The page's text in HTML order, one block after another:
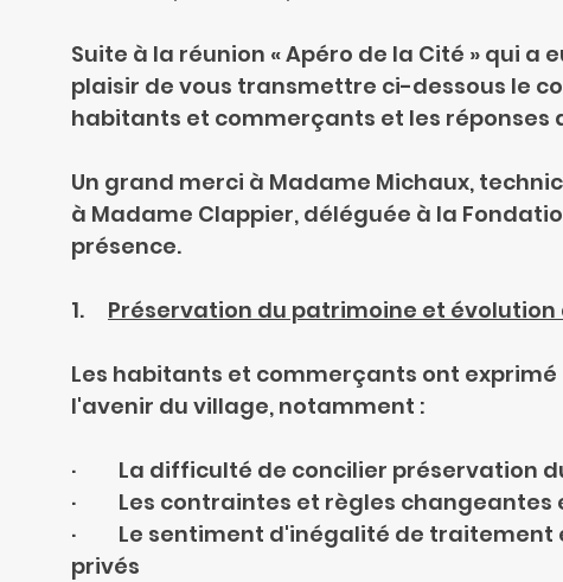
Suite à la réunion « Apéro de la Cité » qui a
plaisir de vous transmettre ci-dessous le
habitants et commerçants et les réponses
Un grand merci à Madame Michaux,
à Madame Clappier, déléguée à la
présence.
1. Préservation du patrimoine et évolution
Les habitants et commerçants ont
l'avenir du village, notamment :
·         La difficulté de concilier
·         Les contraintes et règles
·         Le sentiment d'inégalité de
privés